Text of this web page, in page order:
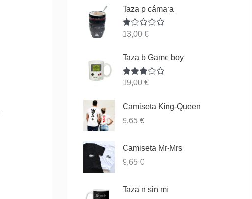
Taza p cámara
Va
o
co
n
1.
5
13,00€
Taza b Game boy
Valorado
19,00€
Camiseta King-Queen
9,65€
Camiseta Mr-Mrs
9,65€
Taza n sin mí